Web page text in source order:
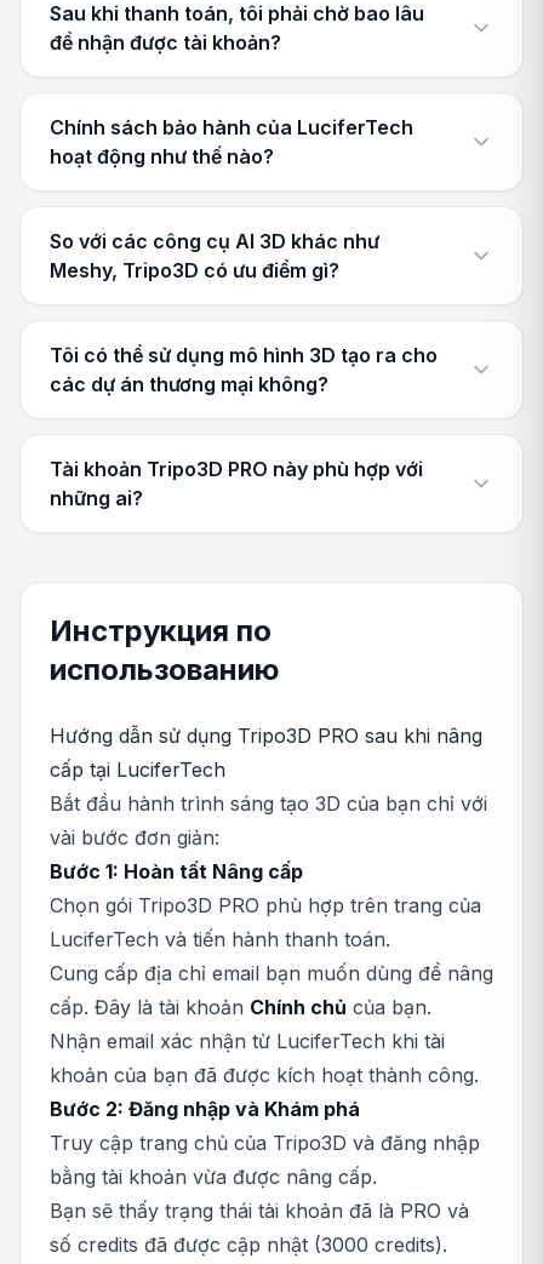
Sau khi thanh toán, tôi phải chờ bao lâu
để nhận được tài khoản?
Chính sách bảo hành của LuciferTech
hoạt động như thế nào?
So với các công cụ AI 3D khác như
Meshy, Tripo3D có ưu điểm gì?
Tôi có thể sử dụng mô hình 3D tạo ra cho
các dự án thương mại không?
Tài khoản Tripo3D PRO này phù hợp với
những ai?
Инструкция по
использованию
Hướng dẫn sử dụng Tripo3D PRO sau khi nâng
cấp tại LuciferTech
Bắt đầu hành trình sáng tạo 3D của bạn chỉ với
vài bước đơn giản:
Bước 1: Hoàn tất Nâng cấp
Chọn gói Tripo3D PRO phù hợp trên trang của
LuciferTech và tiến hành thanh toán.
Cung cấp địa chỉ email bạn muốn dùng để nâng
cấp. Đây là tài khoản Chính chủ của bạn.
Nhận email xác nhận từ LuciferTech khi tài
khoản của bạn đã được kích hoạt thành công.
Bước 2: Đăng nhập và Khám phá
Truy cập trang chủ của Tripo3D và đăng nhập
bằng tài khoản vừa được nâng cấp.
Bạn sẽ thấy trạng thái tài khoản đã là PRO và
số credits đã được cập nhật (3000 credits).